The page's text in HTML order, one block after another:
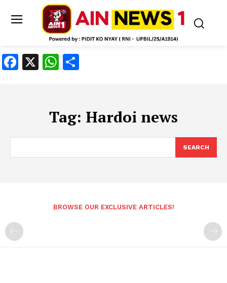
Facebook
X WhatsApp
Tag: Hardoi news
SEARCH
BROWSE OUR EXCLUSIVE ARTICLES!